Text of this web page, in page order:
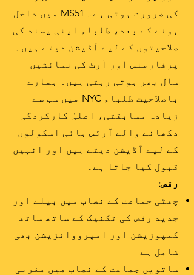
کی ضرورت ہوتی ہے۔ MS51 میں داخل
ہونے کے بعد، طلباء اپنی پسند کی
صلاحیتوں کے لیے آڈیشن دیتے ہیں۔
پرفارمنس اور آرٹ کی نمائشیں
سال بھر ہوتی رہتی ہیں۔ ہمارے
باصلاحیت طلباء NYC میں سب سے
زیادہ مسابقتی، اعلیٰ کارکردگی
دکھانے والے آرٹس ہائی اسکولوں
کے لیے آڈیشن دیتے ہیں اور انہیں
قبول کیا جاتا ہے۔
رقص:
چھٹی جماعت کے نصاب میں بیلے اور
جدید رقص کی تکنیک کے ساتھ ساتھ
کمپوزیشن اور امپرووائزیشن بھی
شامل ہے
ساتویں جماعت کے نصاب میں مغربی